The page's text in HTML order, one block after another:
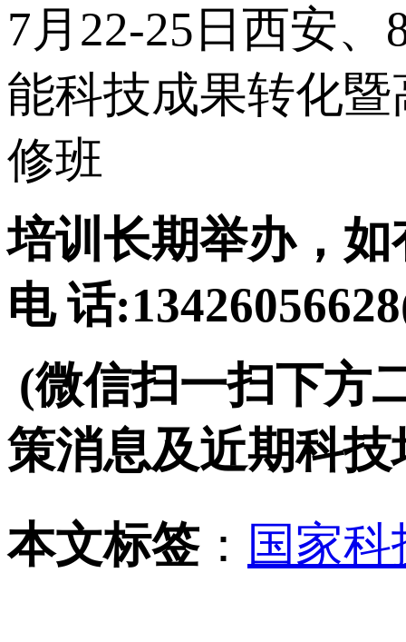
7月22-25日西安
能科技成果转化
修班
培训长期举办，
电 话
(微信扫一扫下方
策消息及近期科
本文标签： 国家